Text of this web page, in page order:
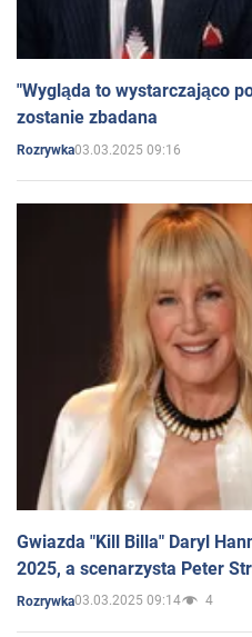
"Wygląda to wystarczająco
zostanie zbadana
Rozrywka03.03.2025 09:16
Gwiazda "Kill Billa" Daryl
2025, a scenarzysta Peter
Rozrywka03.03.2025 09:14 4